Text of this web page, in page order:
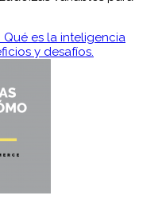
Qué es la inteligencia
y desafíos.